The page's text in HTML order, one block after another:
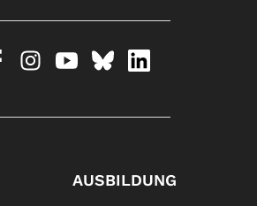
AUSBILDUNG